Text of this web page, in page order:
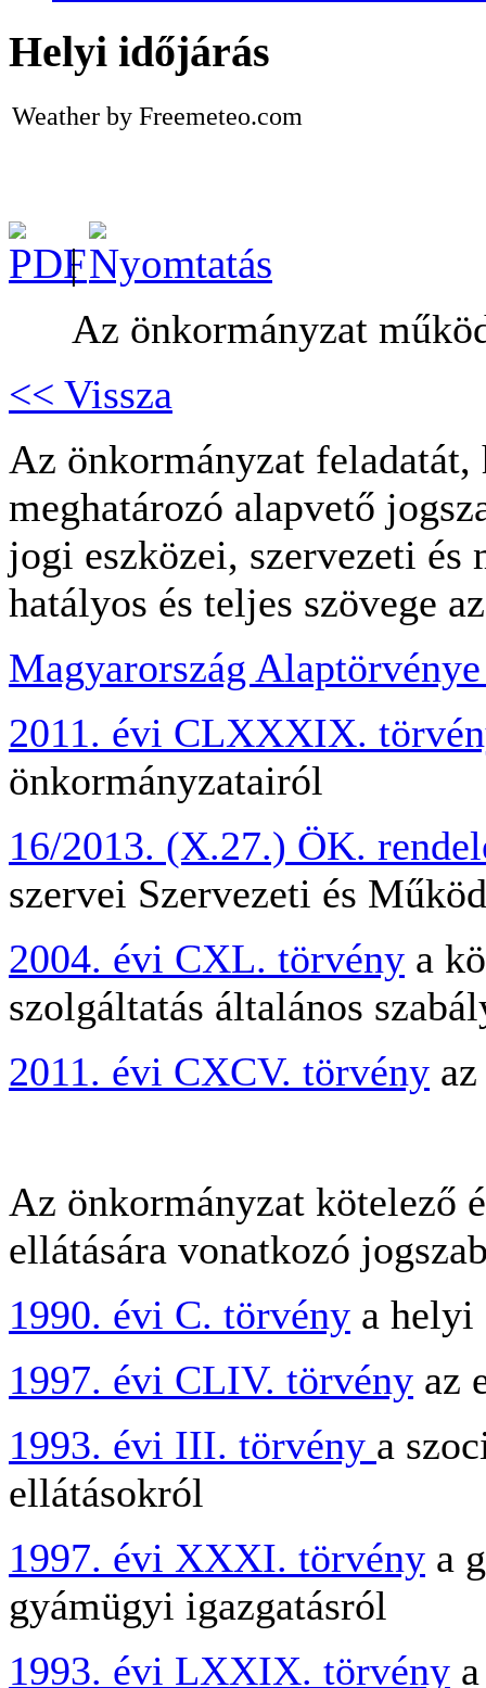
Helyi időjárás
Weather by Freemeteo.com
|
Az önkormányzat
<< Vissza
Az önkormányzat feladatát,
meghatározó alapvető
jogi eszközei, szervezeti és
hatályos és teljes szövege
Magyarország
2011. évi CLXXXIX.
önkormányzatairól
16/2013. (X.27.) ÖK.
szervei Szervezeti és
2004. évi CXL. törvény a
szolgáltatás általános
2011. évi CXCV. törvény
Az önkormányzat kötelező
ellátására vonatkozó
1990. évi C. törvény a
1997. évi CLIV. törvény az
1993. évi III. törvény a
ellátásokról
1997. évi XXXI. törvény a
gyámügyi igazgatásról
1993. évi LXXIX. törvény